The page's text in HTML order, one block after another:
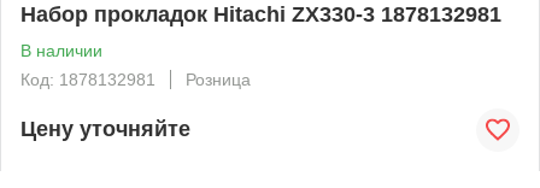
Набор прокладок Hitachi ZX330-3 1878132981
В наличии
Код: 1878132981
Розница
Цену уточняйте